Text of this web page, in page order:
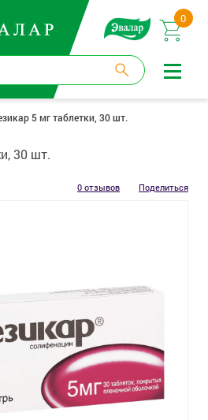
0
назначения
5 мг таблетки, 30 шт.
30 шт.
0 отзывов Поделиться